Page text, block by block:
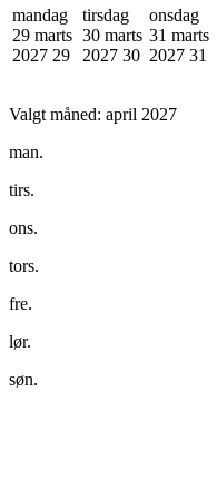
mandag
29 marts
2027 29
tirsdag
30 marts
2027 30
onsdag
31 marts
2027 31
Valgt måned: april 2027
man.
tirs.
ons.
tors.
fre.
lør.
søn.